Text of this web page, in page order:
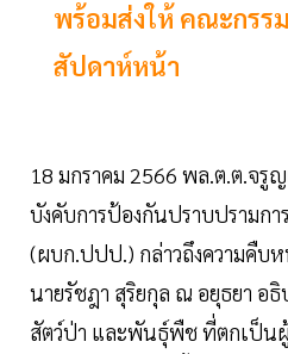
พร้อมส่งให้ คณะกรร
สัปดาห์หน้า
18 มกราคม 2566 พล.ต.ต.จรู
บังคับการป้องกันปราบปรามก
(ผบก.ปปป.) กล่าวถึงความคืบ
นายรัชฎา สุริยกุล ณ อยุธยา อ
สัตว์ป่า และพันธุ์พืช ที่ตกเป็น